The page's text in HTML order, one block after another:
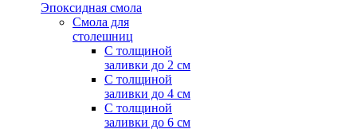
Эпоксидная смола
Смола для
столешниц
С толщиной
заливки до 2 см
С толщиной
заливки до 4 см
С толщиной
заливки до 6 см